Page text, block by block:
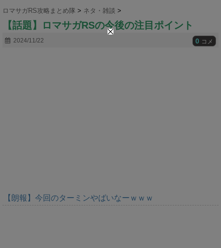
ロマサガRS攻略まとめ隊 > ネタ・雑談 >
【話題】ロマサガRSの今後の注目ポイント
2024/11/22 0 コメ
【朗報】今回のターミンやばいなーｗｗｗ